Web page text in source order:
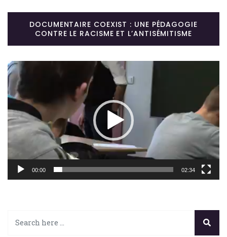
DOCUMENTAIRE COEXIST : UNE PÉDAGOGIE
CONTRE LE RACISME ET L’ANTISÉMITISME
Lecteur
vidéo
00:00 02:34